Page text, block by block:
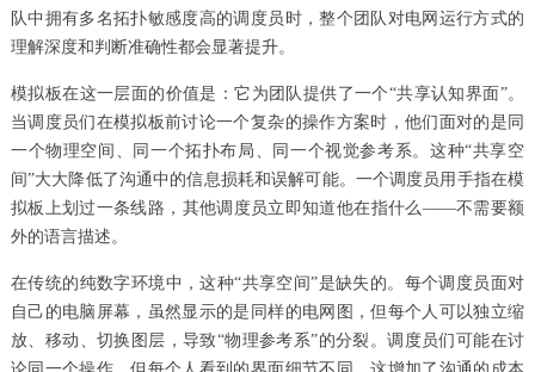
队中拥有多名拓扑敏感度高的调度员时，整个团队对电网运行方式的
理解深度和判断准确性都会显著提升。
模拟板在这一层面的价值是：它为团队提供了一个“共享认知界面”。
当调度员们在模拟板前讨论一个复杂的操作方案时，他们面对的是同
一个物理空间、同一个拓扑布局、同一个视觉参考系。这种“共享空
间”大大降低了沟通中的信息损耗和误解可能。一个调度员用手指在模
拟板上划过一条线路，其他调度员立即知道他在指什么——不需要额
外的语言描述。
在传统的纯数字环境中，这种“共享空间”是缺失的。每个调度员面对
自己的电脑屏幕，虽然显示的是同样的电网图，但每个人可以独立缩
放、移动、切换图层，导致“物理参考系”的分裂。调度员们可能在讨